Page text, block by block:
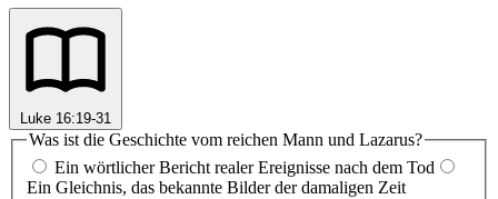
Luke 16:19-31
Was ist die Geschichte vom reichen Mann und Lazarus?
Ein wörtlicher Bericht realer Ereignisse nach dem Tod
Ein Gleichnis, das bekannte Bilder der damaligen Zeit